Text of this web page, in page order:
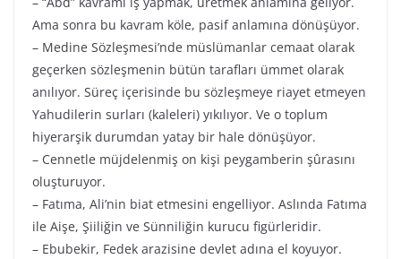
Ama sonra bu kavram köle, pasif anlamına dönüşüyor.
– Medine Sözleşmesi’nde müslümanlar cemaat olarak
geçerken sözleşmenin bütün tarafları ümmet olarak
anılıyor. Süreç içerisinde bu sözleşmeye riayet etmeyen
Yahudilerin surları (kaleleri) yıkılıyor. Ve o toplum
hiyerarşik durumdan yatay bir hale dönüşüyor.
– Cennetle müjdelenmiş on kişi peygamberin şûrasını
oluşturuyor.
– Fatıma, Ali’nin biat etmesini engelliyor. Aslında Fatıma
ile Aişe, Şiiliğin ve Sünniliğin kurucu figürleridir.
– Ebubekir, Fedek arazisine devlet adına el koyuyor.